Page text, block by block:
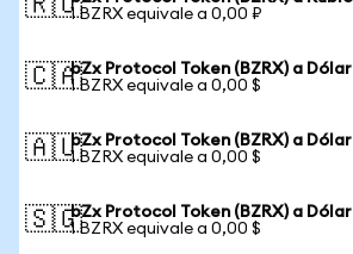
🇷🇺1 BZRX equivale a 0,00 ₽
🇨🇦bZx Protocol Token (BZRX) a
1 BZRX equivale a 0,00 $
🇦🇺bZx Protocol Token (BZRX) a
1 BZRX equivale a 0,00 $
🇸🇬bZx Protocol Token (BZRX) a
1 BZRX equivale a 0,00 $